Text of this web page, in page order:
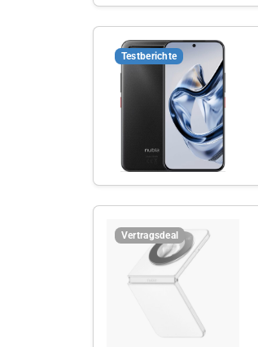
Testberichte
Vertragsdeal